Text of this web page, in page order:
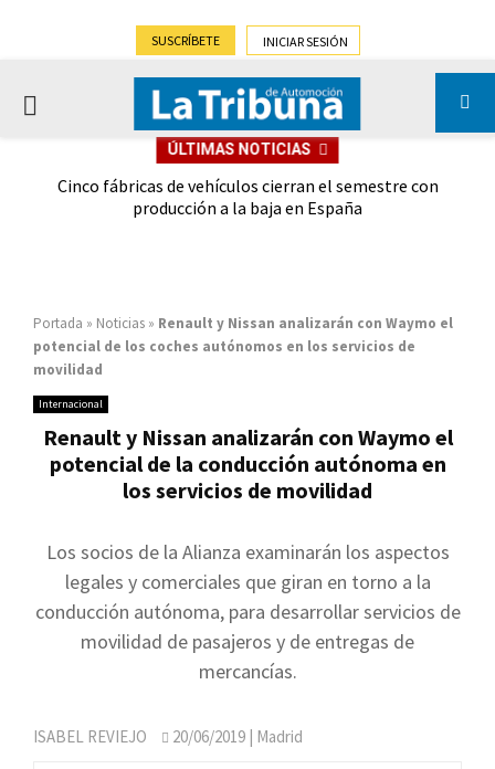
SUSCRÍBETE INICIAR SESIÓN
PRIMARY
ÚLTIMAS NOTICIAS
Cinco fábricas de vehículos cierran el semestre con
producción a la baja en España
Portada » Noticias » Renault y Nissan analizarán con Waymo el
potencial de los coches autónomos en los servicios de
movilidad
Internacional
Renault y Nissan analizarán con Waymo el
potencial de la conducción autónoma en
los servicios de movilidad
Los socios de la Alianza examinarán los aspectos
legales y comerciales que giran en torno a la
conducción autónoma, para desarrollar servicios de
movilidad de pasajeros y de entregas de
mercancías.
ISABEL REVIEJO 20/06/2019 | Madrid